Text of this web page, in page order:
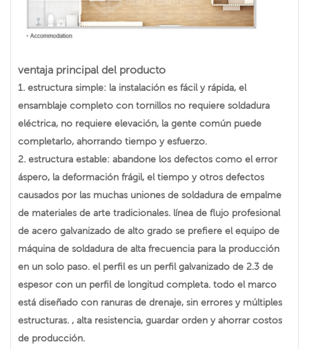
ventaja principal del producto
1. estructura simple: la instalación es fácil y rápida, el
ensamblaje completo con tornillos no requiere soldadura
eléctrica, no requiere elevación, la gente común puede
completarlo, ahorrando tiempo y esfuerzo.
2. estructura estable: abandone los defectos como el error
áspero, la deformación frágil, el tiempo y otros defectos
causados por las muchas uniones de soldadura de empalme
de materiales de arte tradicionales. línea de flujo profesional
de acero galvanizado de alto grado se prefiere el equipo de
máquina de soldadura de alta frecuencia para la producción
en un solo paso. el perfil es un perfil galvanizado de 2.3 de
espesor con un perfil de longitud completa. todo el marco
está diseñado con ranuras de drenaje, sin errores y múltiples
estructuras. , alta resistencia, guardar orden y ahorrar costos
de producción.